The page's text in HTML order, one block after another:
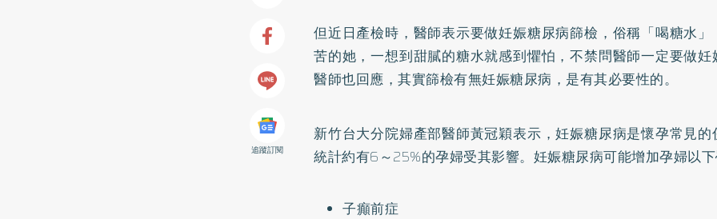
追蹤訂閱
但近日產檢時，醫師表示要做妊娠糖尿病篩檢，俗稱「喝糖水
苦的她，一想到甜膩的糖水就感到懼怕，不禁問醫師一定要做
醫師也回應，其實篩檢有無妊娠糖尿病，是有其必要性的。
新竹台大分院婦產部醫師黃冠穎表示，妊娠糖尿病是懷孕常見
統計約有6～25%的孕婦受其影響。妊娠糖尿病可能增加孕婦以
子癲前症